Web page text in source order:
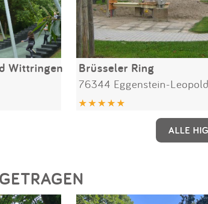
Wittringen Brüsseler Ring
76344 Eggenstein-
ALLE